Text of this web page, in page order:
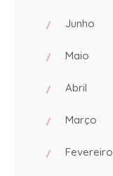
Junho
Maio
Abril
Março
Fevereiro